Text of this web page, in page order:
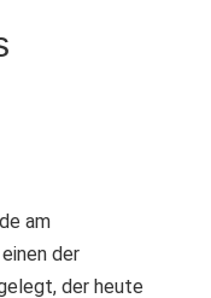
am
der
der heute